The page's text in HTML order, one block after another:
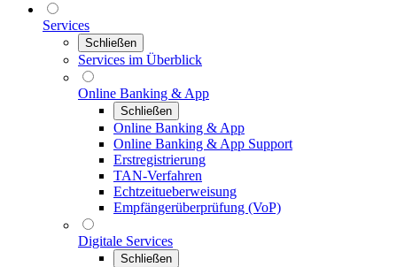
Services
Schließen
Services im Überblick
Online Banking & App
Schließen
Online Banking & App
Online Banking & App Support
Erstregistrierung
TAN-Verfahren
Echtzeitueberweisung
Empfängerüberprüfung (VoP)
Digitale Services
Schließen